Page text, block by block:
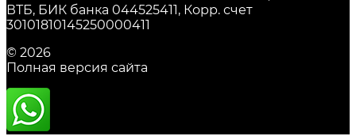
ВТБ, БИК банка 044525411, Корр. счет
30101810145250000411
© 2026
Полная версия сайта